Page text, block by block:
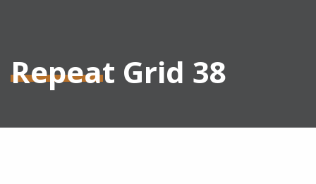
Repeat Grid 38